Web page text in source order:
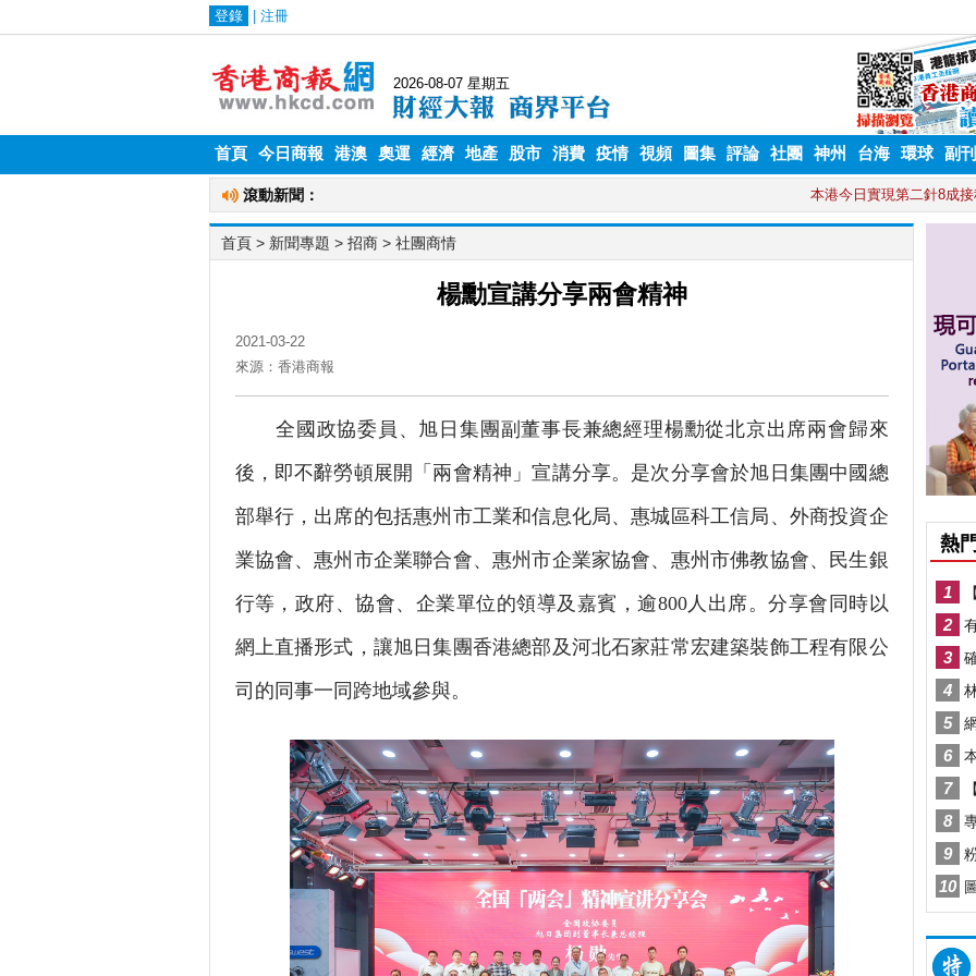
首頁 今日商報 港澳 奧運 經濟 地產 股市 消費 疫情 視頻 圖集 評論 社團 神州 台海 環球 副刊
首頁 > 新聞專題 > 招商 > 社團商情
楊勳宣講分享兩會精神
2021-03-22
來源：香港商報
全國政協委員、旭日集團副董事長兼總經理楊勳從北京出席兩會歸來
後，即不辭勞頓展開「兩會精神」宣講分享。是次分享會於旭日集團中國總
部舉行，出席的包括惠州市工業和信息化局、惠城區科工信局、外商投資企
業協會、惠州市企業聯合會、惠州市企業家協會、惠州市佛教協會、民生銀
行等，政府、協會、企業單位的領導及嘉賓，逾800人出席。分享會同時以
網上直播形式，讓旭日集團香港總部及河北石家莊常宏建築裝飾工程有限公
司的同事一同跨地域參與。